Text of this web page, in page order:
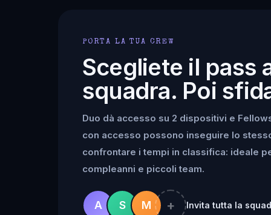
PORTA LA TUA CREW
Scegliete il pass
squadra. Poi
Duo dà accesso su 2 dispositivi e
con accesso possono inseguire lo
confrontare i tempi in classifica: ideale
compleanni e piccoli team.
A S M + Invita tutta la